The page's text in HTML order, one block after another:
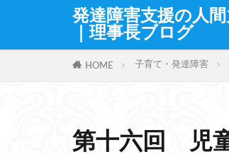
発達障害支援の人
｜理事長ブログ
HOME 子育て・発達障害
第十六回 児